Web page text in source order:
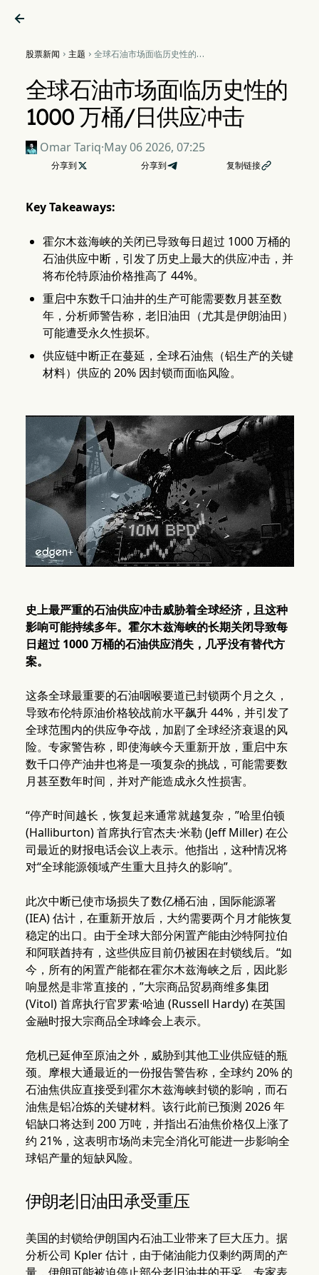

股票新闻  主题  全球石油市场面临历史性的
全球石油市场面临历史性的
1000 万桶/日供应冲击
Omar Tariq·May 06 2026, 07:25
分享到  分享到 复制链接
Key Takeaways:
霍尔木兹海峡的关闭已导致每日超过 1000 万桶的
石油供应中断，引发了历史上最大的供应冲击，并
将布伦特原油价格推高了 44%。
重启中东数千口油井的生产可能需要数月甚至数
年，分析师警告称，老旧油田（尤其是伊朗油田）
可能遭受永久性损坏。
供应链中断正在蔓延，全球石油焦（铝生产的关键
材料）供应的 20% 因封锁而面临风险。
史上最严重的石油供应冲击威胁着全球经济，且这种
影响可能持续多年。霍尔木兹海峡的长期关闭导致每
日超过 1000 万桶的石油供应消失，几乎没有替代方
案。
这条全球最重要的石油咽喉要道已封锁两个月之久，
导致布伦特原油价格较战前水平飙升 44%，并引发了
全球范围内的供应争夺战，加剧了全球经济衰退的风
险。专家警告称，即使海峡今天重新开放，重启中东
数千口停产油井也将是一项复杂的挑战，可能需要数
月甚至数年时间，并对产能造成永久性损害。
“停产时间越长，恢复起来通常就越复杂，”哈里伯顿
(Halliburton) 首席执行官杰夫·米勒 (Jeff Miller) 在公
司最近的财报电话会议上表示。他指出，这种情况将
对“全球能源领域产生重大且持久的影响”。
此次中断已使市场损失了数亿桶石油，国际能源署
(IEA) 估计，在重新开放后，大约需要两个月才能恢复
稳定的出口。由于全球大部分闲置产能由沙特阿拉伯
和阿联酋持有，这些供应目前仍被困在封锁线后。“如
今，所有的闲置产能都在霍尔木兹海峡之后，因此影
响显然是非常直接的，”大宗商品贸易商维多集团
(Vitol) 首席执行官罗素·哈迪 (Russell Hardy) 在英国
金融时报大宗商品全球峰会上表示。
危机已延伸至原油之外，威胁到其他工业供应链的瓶
颈。摩根大通最近的一份报告警告称，全球约 20% 的
石油焦供应直接受到霍尔木兹海峡封锁的影响，而石
油焦是铝冶炼的关键材料。该行此前已预测 2026 年
铝缺口将达到 200 万吨，并指出石油焦价格仅上涨了
约 21%，这表明市场尚未完全消化可能进一步影响全
球铝产量的短缺风险。
伊朗老旧油田承受重压
美国的封锁给伊朗国内石油工业带来了巨大压力。据
分析公司 Kpler 估计，由于储油能力仅剩约两周的产